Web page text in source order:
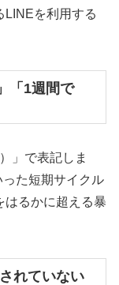
LINEを利用する
「1週間で
」で表記しま
た短期サイクル
はるかに超える暴
れていない